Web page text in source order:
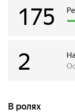
175
2
В ролях